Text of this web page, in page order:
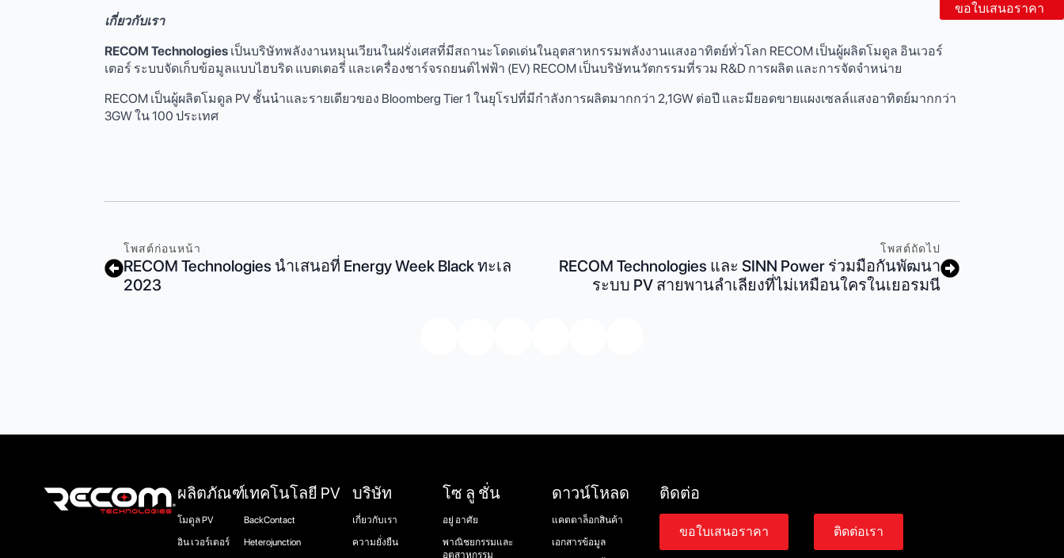
ขอใบเสนอราคา
เกี่ยวกับเรา
RECOM Technologies เป็นบริษัทพลังงานหมุนเวียนในฝรั่งเศสที่มีสถานะโดดเด่นในอุตสาหกรรมพลังงานแสงอาทิตย์ทั่วโลก RECOM เป็นผู้ผลิตโมดูล อินเวอร์
เตอร์ ระบบจัดเก็บข้อมูลแบบไฮบริด แบตเตอรี่ และเครื่องชาร์จรถยนต์ไฟฟ้า (EV) RECOM เป็นบริษัทนวัตกรรมที่รวม R&D การผลิต และการจัดจําหน่าย
RECOM เป็นผู้ผลิตโมดูล PV ชั้นนําและรายเดียวของ Bloomberg Tier 1 ในยุโรปที่มีกําลังการผลิตมากกว่า 2,1GW ต่อปี และมียอดขายแผงเซลล์แสงอาทิตย์มากกว่า
3GW ใน 100 ประเทศ
โพสต์ก่อนหน้า
RECOM Technologies นําเสนอที่ Energy Week Black ทะเล
2023
โพสต์ถัดไป
RECOM Technologies และ SINN Power ร่วมมือกันพัฒนา
ระบบ PV สายพานลําเลียงที่ไม่เหมือนใครในเยอรมนี
ผลิตภัณฑ์
โมดูล PV
อิน เวอร์เตอร์
เทคโนโลยี PV
BackContact
Heterojunction
บริษัท
เกี่ยวกับเรา
ความยั่งยืน
โซ ลู ชั่น
อยู่ อาศัย
พาณิชยกรรมและ
อุตสาหกรรม
ดาวน์โหลด
แคตตาล็อกสินค้า
เอกสารข้อมูล
ติดต่อ
ขอใบเสนอราคา ติดต่อเรา